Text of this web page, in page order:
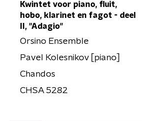
Kwintet voor piano, fluit,
hobo, klarinet en fagot - deel
II, "Adagio"
Orsino Ensemble
Pavel Kolesnikov [piano]
Chandos
CHSA 5282